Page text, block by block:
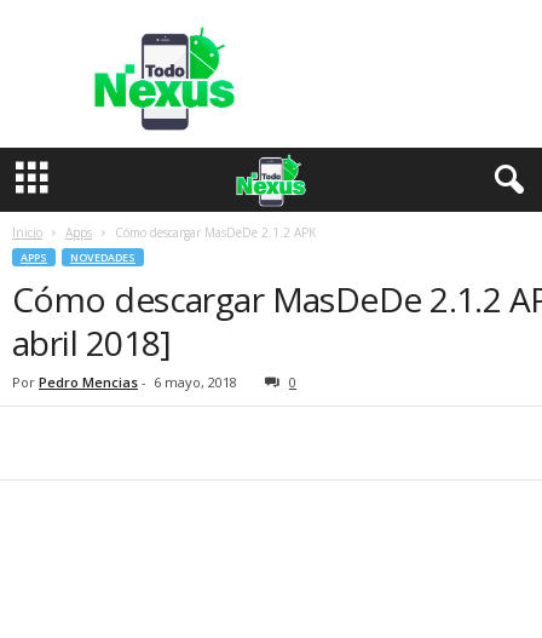
e
Inicio Apps Cómo descargar MasDeDe 2.1.2 APK
APPS NOVEDADES
Cómo descargar MasDeDe 2.1.2
abril 2018]
Por Pedro Mencias - 6 mayo, 2018 0